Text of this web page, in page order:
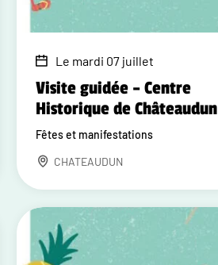
Le mardi 07 juillet
Visite guidée – Centre
Historique de Châteaudun
Fêtes et manifestations
CHATEAUDUN